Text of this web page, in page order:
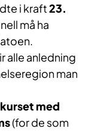
i kraft23.
må ha
alle anledning
man
med
(for de som